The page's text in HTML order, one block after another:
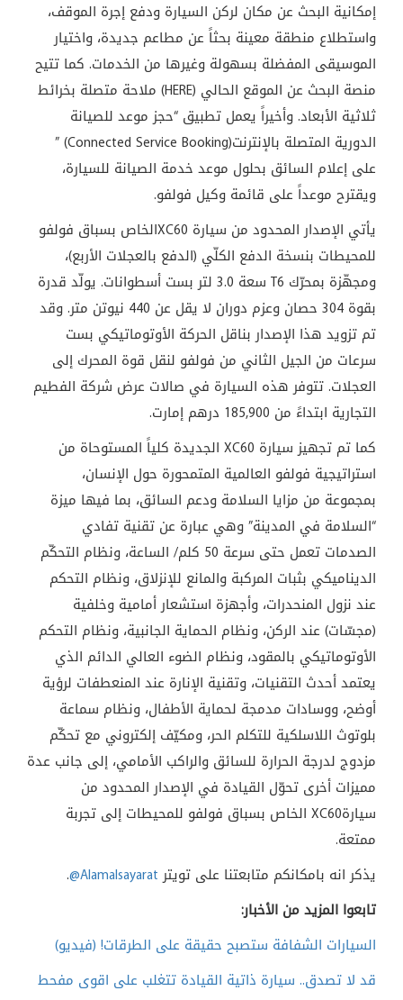
إمكانية البحث عن مكان لركن السيارة ودفع إجرة الموقف،
واستطلاع منطقة معينة بحثاً عن مطاعم جديدة، واختيار
الموسيقى المفضلة بسهولة وغيرها من الخدمات. كما تتيح
منصة البحث عن الموقع الحالي (HERE) ملاحة متصلة بخرائط
ثلاثية الأبعاد. وأخيراً يعمل تطبيق “حجز موعد للصيانة
الدورية المتصلة بالإنترنت” (Connected Service Booking)
على إعلام السائق بحلول موعد خدمة الصيانة للسيارة،
ويقترح موعداً على قائمة وكيل فولفو.
يأتي الإصدار المحدود من سيارة XC60الخاص بسباق فولفو
للمحيطات بنسخة الدفع الكلّي (الدفع بالعجلات الأربع)،
ومجهّزة بمحرّك T6
سعة 3.0 لتر بست أسطوانات. يولّد قدرة
بقوة 304 حصان وعزم دوران لا يقل عن 440 نيوتن متر. وقد
تم تزويد هذا الإصدار بناقل الحركة الأوتوماتيكي بست
سرعات من الجيل الثاني من فولفو لنقل قوة المحرك إلى
العجلات. تتوفر هذه السيارة في صالات عرض شركة الفطيم
التجارية ابتداءً من 185,900 درهم إمارت
.
كما تم تجهيز سيارة XC60 الجديدة كلياً المستوحاة من
استراتيجية فولفو العالمية المتمحورة حول الإنسان،
بمجموعة من مزايا السلامة ودعم السائق، بما فيها ميزة
“السلامة في المدينة” وهي عبارة عن تقنية تفادي
الصدمات تعمل حتى سرعة 50 كلم/ الساعة، ونظام التحكّم
الديناميكي بثبات المركبة والمانع للإنزلاق، ونظام التحكم
عند نزول المنحدرات، وأجهزة استشعار أمامية وخلفية
(مجسّات) عند الركن، ونظام الحماية الجانبية، ونظام التحكم
الأوتوماتيكي بالمقود، ونظام الضوء العالي الدائم الذي
يعتمد أحدث التقنيات، وتقنية الإنارة عند المنعطفات لرؤية
أوضح، ووسادات مدمجة لحماية الأطفال، ونظام سماعة
بلوتوث اللاسلكية للتكلم الحر، ومكيّف إلكتروني مع تحكّم
مزدوج لدرجة الحرارة للسائق والراكب الأمامي، إلى جانب عدة
مميزات أخرى تحوّل القيادة في الإصدار المحدود من
سيارةXC60 الخاص بسباق فولفو للمحيطات إلى تجربة
ممتعة.
يذكر انه بامكانكم متابعتنا على تويتر@Alamalsayarat
.
تابعوا المزيد من الأخبار:
السيارات الشفافة ستصبح حقيقة على الطرقات! (فيديو)
قد لا تصدق.. سيارة ذاتية القيادة تتغلب على اقوى مفحط